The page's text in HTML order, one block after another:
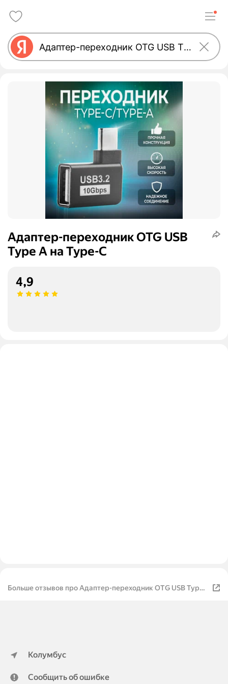
Адаптер-переходник OTG USB
Type A на Type-C
4,9
Больше отзывов про Адаптер-переходник OTG USB Type
Колумбус
Сообщить об ошибке